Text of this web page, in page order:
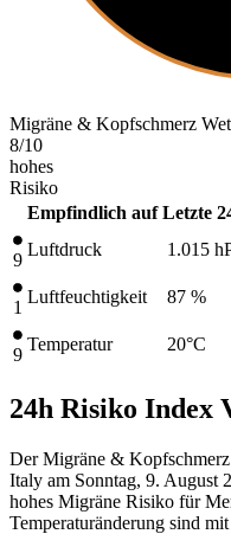
Migräne & Kopfschmerz
8/10
hohes
Risiko
Empfindlich auf Letzte
9
Luftdruck 1.015
1
Luftfeuchtigkeit 87 %
9
Temperatur 20°C
24h Risiko Index
Der Migräne &
Italy am Sonntag, 9. August
hohes Migräne Risiko für
Temperaturänderung sind